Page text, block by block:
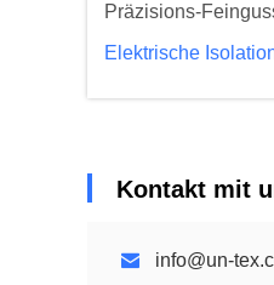
Präzisions-
Elektrische
Kontakt mit
info@un-